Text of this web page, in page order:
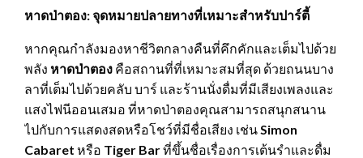
หาดป่าตอง: จุดหมายปลายทางที่เหมาะสำหรับปาร์ตี้
หากคุณกำลังมองหาชีวิตกลางคืนที่คึกคักและเต็มไปด้วย
พลัง หาดป่าตอง คือสถานที่ที่เหมาะสมที่สุด ด้วยถนนบาง
ลาที่เต็มไปด้วยคลับ บาร์ และร้านนั่งดื่มที่มีเสียงเพลงและ
แสงไฟนีออนเสมอ ที่หาดป่าตองคุณสามารถสนุกสนาน
ไปกับการแสดงสดหรือโชว์ที่มีชื่อเสียง เช่น Simon
Cabaret หรือ Tiger Barที่ขึ้นชื่อเรื่องการเต้นรำและดื่ม